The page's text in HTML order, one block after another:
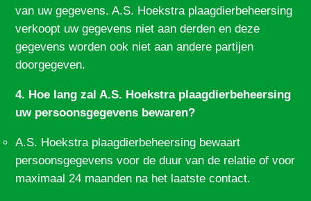
van uw gegevens. A.S. Hoekstra plaagdierbeheersing
verkoopt uw gegevens niet aan derden en deze
gegevens worden ook niet aan andere partijen
doorgegeven.
4. Hoe lang zal A.S. Hoekstra plaagdierbeheersing
uw persoonsgegevens bewaren?
A.S. Hoekstra plaagdierbeheersing bewaart
persoonsgegevens voor de duur van de relatie of voor
maximaal 24 maanden na het laatste contact.